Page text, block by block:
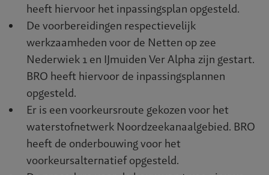
heeft hiervoor het inpassingsplan opgesteld.
De voorbereidingen respectievelijk
werkzaamheden voor de Netten op zee
Nederwiek 1 en IJmuiden Ver Alpha zijn gestart.
BRO heeft hiervoor de inpassingsplannen
opgesteld.
Er is een voorkeursroute gekozen voor het
waterstofnetwerk Noordzeekanaalgebied. BRO
heeft de onderbouwing voor het
voorkeursalternatief opgesteld.